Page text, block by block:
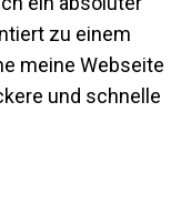
zu einem
meine Webseite
und schnelle